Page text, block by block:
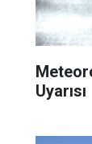
Uyarısı